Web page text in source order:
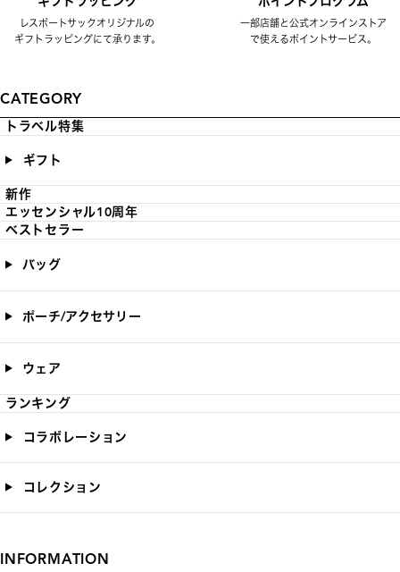
レスポートサックオリジナルの
ギフトラッピングにて承ります。
一部店舗と公式オンラインストア
で使えるポイントサービス。
CATEGORY
トラベル特集
ギフト
新作
エッセンシャル10周年
ベストセラー
バッグ
ポーチ/アクセサリー
ウェア
ランキング
コラボレーション
コレクション
INFORMATION